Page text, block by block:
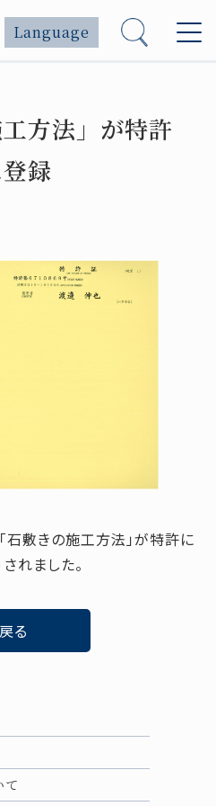
Language
工方法」が特許
録
敷きの施工方法」が特許に
れました。
る
て